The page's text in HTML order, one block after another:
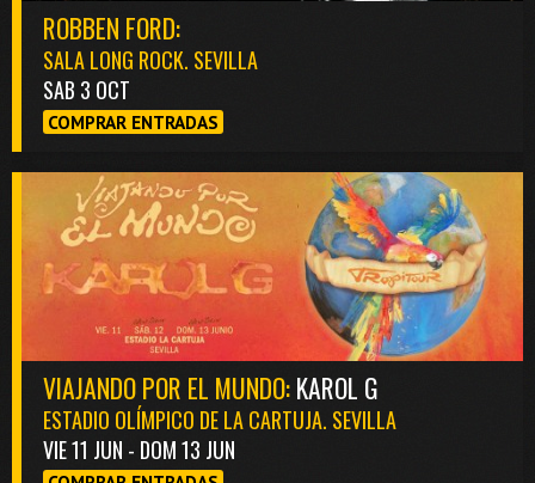
ROBBEN FORD:
SALA LONG ROCK. SEVILLA
SAB 3 OCT
COMPRAR ENTRADAS
VIAJANDO POR EL MUNDO:KAROL G
ESTADIO OLÍMPICO DE LA CARTUJA. SEVILLA
VIE 11 JUN - DOM 13 JUN